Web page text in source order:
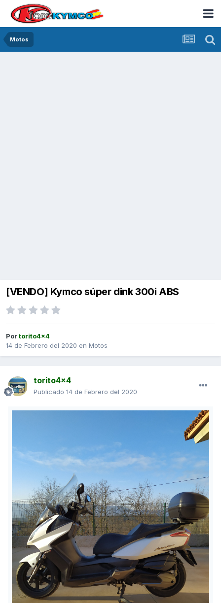
Motos
[VENDO] Kymco súper dink 300i ABS
Portorito4x4
14 de Febrero del 2020 en Motos
torito4x4
Publicado 14 de Febrero del 2020